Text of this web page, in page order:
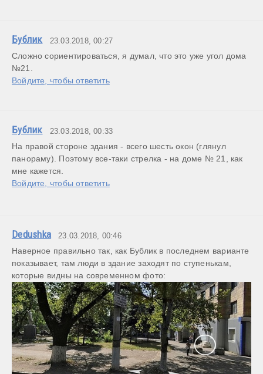
Бублик 23.03.2018, 00:27
Сложно сориентироваться, я думал, что это уже угол дома
Войдите, чтобы ответить
Бублик 23.03.2018, 00:33
На правой стороне здания - всего шесть окон (глянул
панораму). Поэтому все-таки стрелка - на доме № 21, как
мне кажется.
Войдите, чтобы ответить
Dedushka 23.03.2018, 00:46
Наверное правильно так, как Бублик в последнем варианте
показывает, там люди в здание заходят по ступенькам,